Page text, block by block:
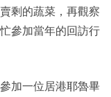
剩的蔬菜，再觀察
參加當年的回訪行
加一位居港耶魯畢